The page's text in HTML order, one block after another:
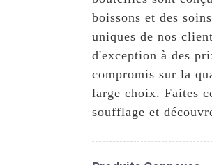
boissons et des
uniques de nos
d'exception à des
compromis sur la
large choix. Faites
soufflage et